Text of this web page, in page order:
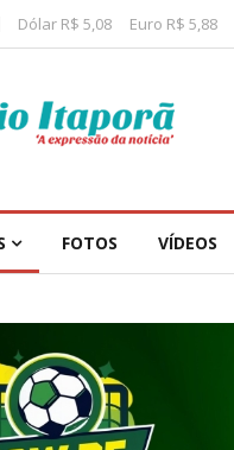
Dólar R$ 5,08 Euro R$ 5,88
FOTOS VÍDEOS